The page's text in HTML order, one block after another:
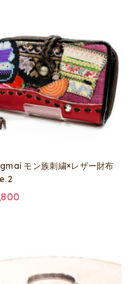
モン族刺繍×レザー財布